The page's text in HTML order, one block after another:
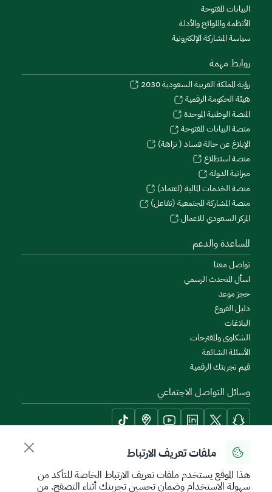
ملفات تعريف الارتباط
هذا الموقع يستخدم ملفات تعريف الارتباط الخاصة للتأكد من
سهولة الاستخدام وضمان تحسين تجربتك أثناء التصفح. من
البيانات المفتوحة
الأنظمة واللوائح والأدلة
سياسة المشاركة الإلكترونية
روابط مهمة
رؤية المملكة العربية السعودية 2030
هيئة الحكومة الرقمية
المنصة الوطنية الموحدة
منصة البيانات المفتوحة
الإبلاغ عن حالة فساد ( نزاهة)
منصة استطلاع
ميزانية الدولة
منصة الخدمات المالية (اعتماد)
منصة المشاركة المجتمعية (تفاعل)
المركز السعودي للاعمال
المساعدة والدعم
تواصل معنا
اسأل المتحدث الرسمي
حجز موعد
دليل الفروع
البلاغات
الشكاوى والمقترحات
الأسئلة الشائعة
قيم تجربتك الرقمية
وسائل التواصل الاجتماعي
أدوات الإتاحة وامكانية الوصول